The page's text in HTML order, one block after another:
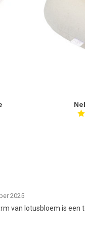
hebben? Namelijk het
grijze achtergrond wat
Ook de manier
vrijuit in de wei kunnen
is het doorgaans
In dat geval kun je
gewoon even over
2025
van lotusbloem is een